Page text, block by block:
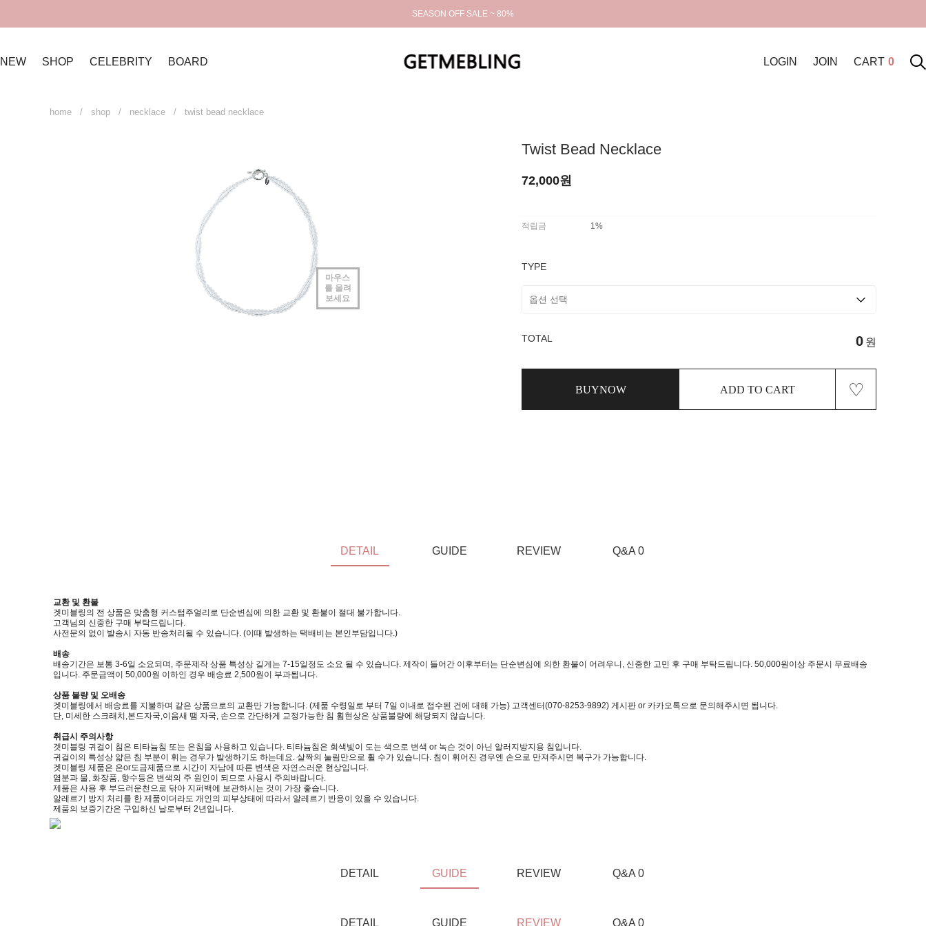
SEASON OFF SALE ~ 80%
NEW SHOP CELEBRITY BOARD LOGIN JOIN CART 0
home / shop / necklace / twist bead necklace
마우스
를 올려
보세요
Twist Bead Necklace
72,000원
적립금 1%
TYPE
TOTAL 0 원
BUYNOW ADD TO CART ♡
DETAIL GUIDE REVIEW Q&A 0
교환 및 환불
겟미블링의 전 상품은 맞춤형 커스텀주얼리로 단순변심에 의한 교환 및 환불이 절대 불가합니다.
고객님의 신중한 구매 부탁드립니다.
사전문의 없이 발송시 자동 반송처리될 수 있습니다. (이때 발생하는 택배비는 본인부담입니다.)
배송
배송기간은 보통 3-6일 소요되며, 주문제작 상품 특성상 길게는 7-15일정도 소요 될 수 있습니다. 제작이 들어간 이후부터는 단순변심에 의한 환불이 어려우니, 신중한 고민 후 구매 부탁드립니다. 50,000원이상 주문시 무료배송
입니다. 주문금액이 50,000원 이하인 경우 배송료 2,500원이 부과됩니다.
상품 불량 및 오배송
겟미블링에서 배송료를 지불하며 같은 상품으로의 교환만 가능합니다. (제품 수령일로 부터 7일 이내로 접수된 건에 대해 가능) 고객센터(070-8253-9892) 게시판 or 카카오톡으로 문의해주시면 됩니다.
단, 미세한 스크래치,본드자국,이음새 땜 자국, 손으로 간단하게 교정가능한 침 휨현상은 상품불량에 해당되지 않습니다.
취급시 주의사항
겟미블링 귀걸이 침은 티타늄침 또는 은침을 사용하고 있습니다. 티타늄침은 회색빛이 도는 색으로 변색 or 녹슨 것이 아닌 알러지방지용 침입니다.
귀걸이의 특성상 얇은 침 부분이 휘는 경우가 발생하기도 하는데요. 살짝의 눌림만으로 휠 수가 있습니다. 침이 휘어진 경우엔 손으로 만져주시면 복구가 가능합니다.
겟미블링 제품은 은or도금제품으로 시간이 자남에 따른 변색은 자연스러운 현상입니다.
염분과 물, 화장품, 향수등은 변색의 주 원인이 되므로 사용시 주의바랍니다.
제품은 사용 후 부드러운천으로 닦아 지퍼백에 보관하시는 것이 가장 좋습니다.
알레르기 방지 처리를 한 제품이더라도 개인의 피부상태에 따라서 알레르기 반응이 있을 수 있습니다.
제품의 보증기간은 구입하신 날로부터 2년입니다.
DETAIL GUIDE REVIEW Q&A 0
DETAIL GUIDE REVIEW Q&A 0